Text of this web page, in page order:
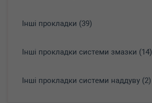
Інші прокладки (39)
Інші прокладки системи змазки (14)
Інші прокладки системи наддуву (2)